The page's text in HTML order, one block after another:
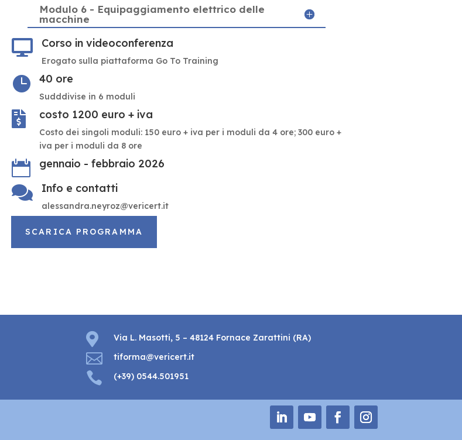
Modulo 6 - Equipaggiamento elettrico delle
macchine
 Corso in videoconferenza
Erogato sulla piattaforma Go To Training
 40 ore
Sudddivise in 6 moduli
 costo 1200 euro + iva
Costo dei singoli moduli: 150 euro + iva per i moduli da 4 ore; 300 euro +
iva per i moduli da 8 ore
 gennaio - febbraio 2026
 Info e contatti
alessandra.neyroz@vericert.it
SCARICA PROGRAMMA
 Via L. Masotti, 5 – 48124 Fornace Zarattini (RA)
 tiforma@vericert.it
 (+39) 0544.501951